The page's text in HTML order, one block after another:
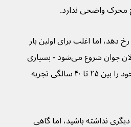
محرک واضحی ندارد.
دهد، اما اغلب برای اولین بار
در کودکان و بزرگسالان جوان شروع می‌شود - بسیاری
از افراد اولین علائم خود را بین ۲۵ تا ۴۰ سالگی تجربه
نداشته باشید، اما گاهی